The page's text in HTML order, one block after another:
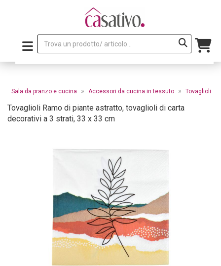
Sala da pranzo e cucina » Accessori da cucina in tessuto » Tovaglioli
Tovaglioli Ramo di piante astratto, tovaglioli di carta
decorativi a 3 strati, 33 x 33 cm